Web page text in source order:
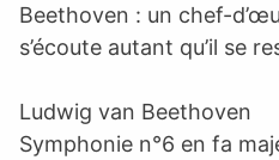
Beethoven : un chef-
s’écoute autant qu’il se
Ludwig van Beethoven
Symphonie n°6 en fa